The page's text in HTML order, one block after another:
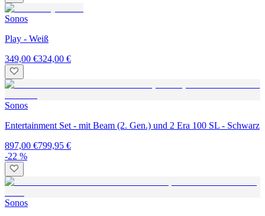
Sonos
Play - Weiß
349,00 €324,00 €
Sonos
Entertainment Set - mit Beam (2. Gen.) und 2 Era 100 SL - Schwarz
897,00 €799,95 €
-22 %
Sonos